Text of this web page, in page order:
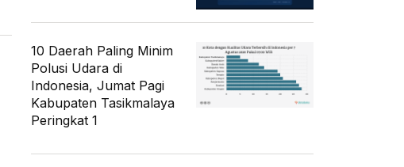
10 Daerah Paling Minim
Polusi Udara di
Indonesia, Jumat Pagi
Kabupaten Tasikmalaya
Peringkat 1